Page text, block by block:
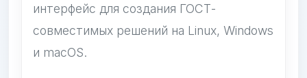
интерфейс для создания ГОСТ-
совместимых решений на Linux, Windows
и macOS.